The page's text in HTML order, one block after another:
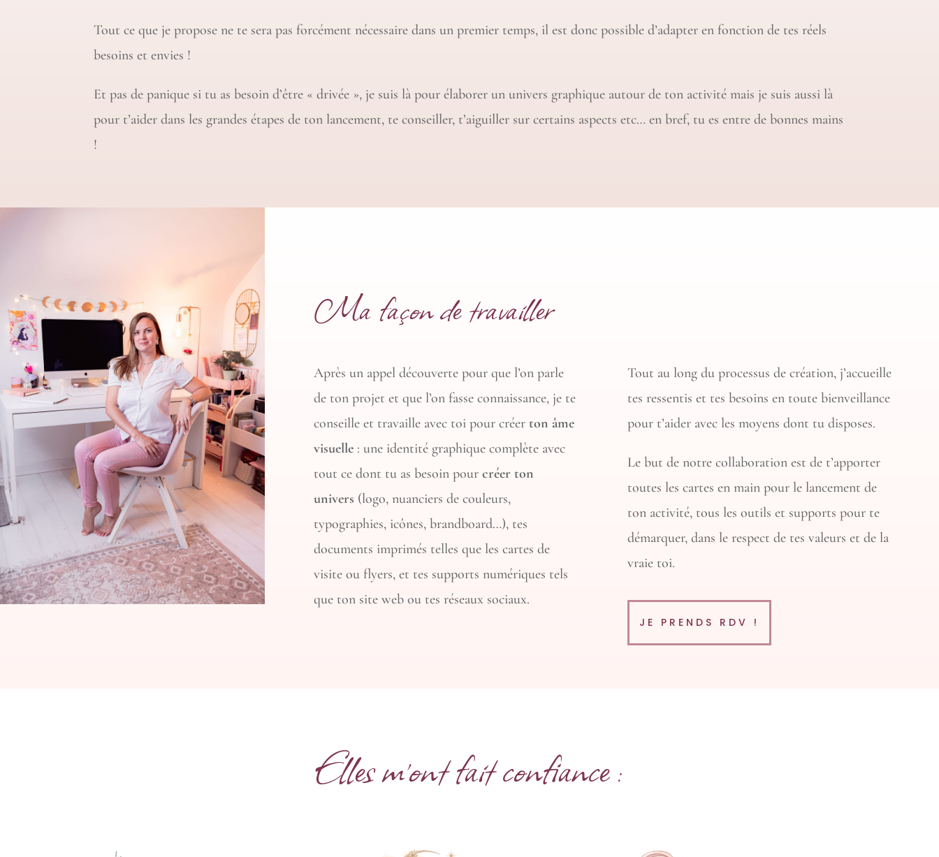
Tout ce que je propose ne te sera pas forcément nécessaire dans un premier temps, il est donc possible d’adapter en fonction de tes réels
besoins et envies !
Et pas de panique si tu as besoin d’être « drivée », je suis là pour élaborer un univers graphique autour de ton activité mais je suis aussi là
pour t’aider dans les grandes étapes de ton lancement, te conseiller, t’aiguiller sur certains aspects etc… en bref, tu es entre de bonnes mains
!
Ma façon de travailler
Après un appel découverte pour que l’on parle
de ton projet et que l’on fasse connaissance, je te
conseille et travaille avec toi pour créer ton âme
visuelle : une identité graphique complète avec
tout ce dont tu as besoin pour créer ton
univers (logo, nuanciers de couleurs,
typographies, icônes, brandboard…), tes
documents imprimés telles que les cartes de
visite ou flyers, et tes supports numériques tels
que ton site web ou tes réseaux sociaux.
Tout au long du processus de création, j’accueille
tes ressentis et tes besoins en toute bienveillance
pour t’aider avec les moyens dont tu disposes.
Le but de notre collaboration est de t’apporter
toutes les cartes en main pour le lancement de
ton activité, tous les outils et supports pour te
démarquer, dans le respect de tes valeurs et de la
vraie toi.
JE PRENDS RDV !
Elles m’ont fait confiance :